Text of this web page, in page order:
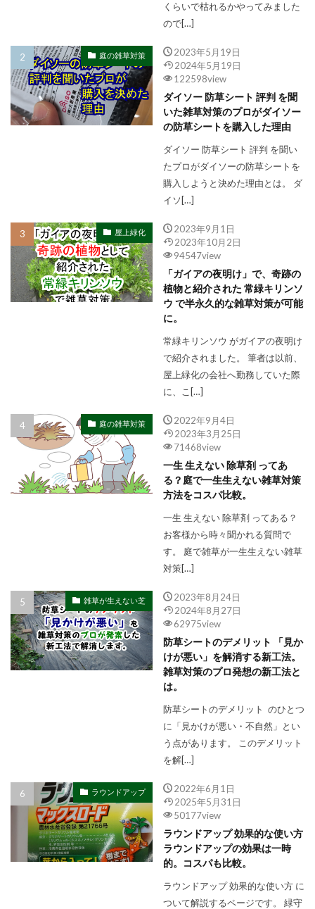
くらいで枯れるかやってみました
ので[…]
庭の雑草対策
2023年5月19日
2024年5月19日
122598view
ダイソー 防草シート 評判 を聞
いた雑草対策のプロがダイソー
の防草シートを購入した理由
ダイソー 防草シート 評判 を聞い
たプロがダイソーの防草シートを
購入しようと決めた理由とは。 ダ
イソ[…]
屋上緑化
2023年9月1日
2023年10月2日
94547view
「ガイアの夜明け」で、奇跡の
植物と紹介された 常緑キリンソ
ウ で半永久的な雑草対策が可能
に。
常緑キリンソウ がガイアの夜明け
で紹介されました。 筆者は以前、
屋上緑化の会社へ勤務していた際
に、こ[…]
庭の雑草対策
2022年9月4日
2023年3月25日
71468view
一生 生えない 除草剤 ってあ
る？庭で一生生えない雑草対策
方法をコスパ比較。
一生 生えない 除草剤 ってある？
お客様から時々聞かれる質問で
す。 庭で雑草が一生生えない雑草
対策[…]
雑草が生えない芝
2023年8月24日
2024年8月27日
62975view
防草シートのデメリット 「見か
けが悪い」を解消する新工法。
雑草対策のプロ発想の新工法と
は。
防草シートのデメリット のひとつ
に「見かけが悪い・不自然」とい
う点があります。 このデメリット
を解[…]
ラウンドアップ
2022年6月1日
2025年5月31日
50177view
ラウンドアップ 効果的な使い方
ラウンドアップの効果は一時
的。コスパも比較。
ラウンドアップ 効果的な使い方 に
ついて解説するページです。 緑守